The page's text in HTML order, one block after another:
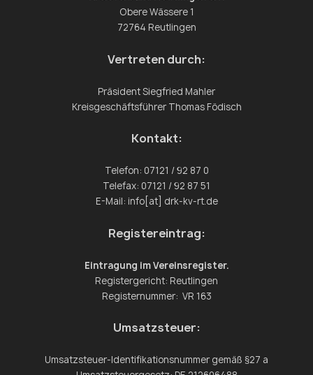
Obere Wässere 1
72764 Reutlingen
Vertreten durch:
Präsident Siegfried Mahler
Kreisgeschäftsführer Thomas Födisch
Kontakt:
Telefon: 07121 / 92 87 0
Telefax: 07121 / 92 87 51
E-Mail: info[at] drk-kv-rt.de
Registereintrag:
Eintragung im Vereinsregister.
Registergericht: Reutlingen
Registernummer: VR 163
Umsatzsteuer:
Umsatzsteuer-Identifikationsnummer gemäß §27 a